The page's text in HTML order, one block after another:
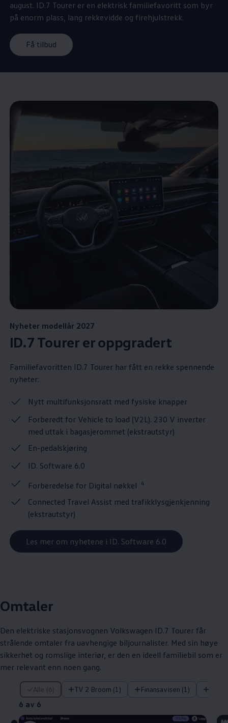
august. ID.7 Tourer er en elektrisk familiefavoritt som byr
på enorm plass, lang rekkevidde og firehjulstrekk.
Få tilbud
Nyheter modellår 2027
ID.7 Tourer er oppgradert
Familiefavoritten ID.7 Tourer har fått en rekke spennende
nyheter:
Nytt multifunksjonsratt med fysiske knapper
Forberedt for Vehicle to load (V2L). 230 V inverter
med uttak i bagasjerommet (ekstrautstyr)
En-pedalskjøring
ID. Software 6.0
Forberedelse for Digital nøkkel
4
Connected Travel Assist med trafikklysgjenkjenning
(ekstrautstyr)
Les mer om nyhetene i ID. Software 6.0
Omtaler
Den elektriske stasjonsvognen Volkswagen ID.7 Tourer får
strålende omtaler fra uavhengige biljournalister. Med sin høye
sikkerhet og romslige interiør, er den en ideell familiebil som er
mer relevant enn noen gang.
Alle (6) TV 2 Broom (1) Finansavisen (1)
6 av 6
6 av 6